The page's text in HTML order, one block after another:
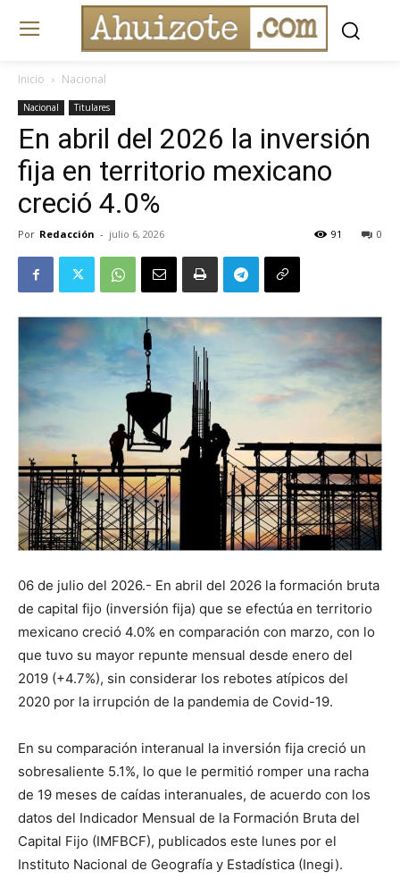
Inicio Nacional
Nacional Titulares
En abril del 2026 la inversión
fija en territorio mexicano
creció 4.0%
Por Redacción - julio 6, 2026 0
91
06 de julio del 2026.- En abril del 2026 la formación bruta
de capital fijo (inversión fija) que se efectúa en territorio
mexicano creció 4.0% en comparación con marzo, con lo
que tuvo su mayor repunte mensual desde enero del
2019 (+4.7%), sin considerar los rebotes atípicos del
2020 por la irrupción de la pandemia de Covid-19.
En su comparación interanual la inversión fija creció un
sobresaliente 5.1%, lo que le permitió romper una racha
de 19 meses de caídas interanuales, de acuerdo con los
datos del Indicador Mensual de la Formación Bruta del
Capital Fijo (IMFBCF), publicados este lunes por el
Instituto Nacional de Geografía y Estadística (Inegi).